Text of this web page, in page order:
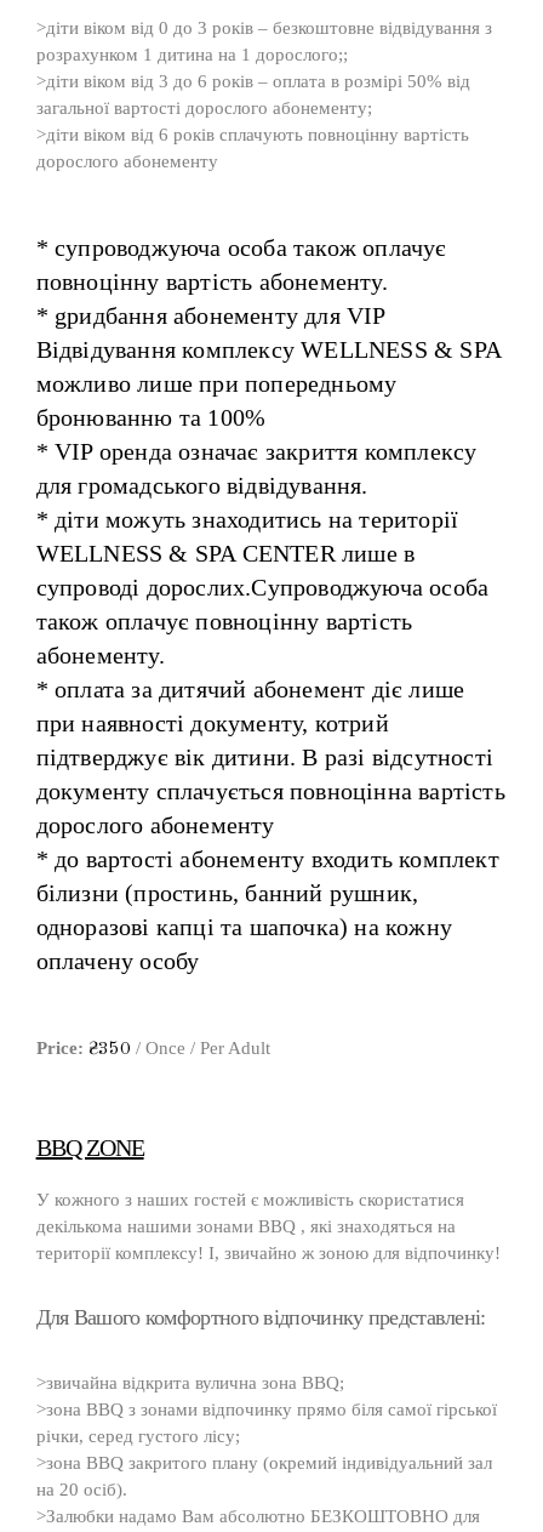
>діти віком від 0 до 3 років – безкоштовне відвідування з
розрахунком 1 дитина на 1 дорослого;;
>діти віком від 3 до 6 років – оплата в розмірі 50% від
загальної вартості дорослого абонементу;
>діти віком від 6 років сплачують повноцінну вартість
дорослого абонементу
* супроводжуюча особа також оплачує
повноцінну вартість абонементу.
* gридбання абонементу для VIP
Відвідування комплексу WELLNESS & SPA
можливо лише при попередньому
бронюванню та 100%
* VIP оренда означає закриття комплексу
для громадського відвідування.
* діти можуть знаходитись на території
WELLNESS & SPA CENTER лише в
супроводі дорослих.Супроводжуюча особа
також оплачує повноцінну вартість
абонементу.
* оплата за дитячий абонемент діє лише
при наявності документу, котрий
підтверджує вік дитини. В разі відсутності
документу сплачується повноцінна вартість
дорослого абонементу
* до вартості абонементу входить комплект
білизни (простинь, банний рушник,
одноразові капці та шапочка) на кожну
оплачену особу
Price: ₴350 / Once / Per Adult
BBQ ZONE
У кожного з наших гостей є можливість скористатися
декількома нашими зонами BBQ , які знаходяться на
території комплексу! І, звичайно ж зоною для відпочинку!
Для Вашого комфортного відпочинку представлені:
>звичайна відкрита вулична зона BBQ;
>зона BBQ з зонами відпочинку прямо біля самої гірської
річки, серед густого лісу;
>зона BBQ закритого плану (окремий індивідуальний зал
на 20 осіб).
>Залюбки надамо Вам абсолютно БЕЗКОШТОВНО для